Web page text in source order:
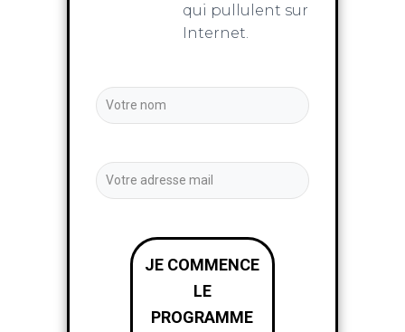
qui pullulent sur
Internet.
JE COMMENCE
LE
PROGRAMME